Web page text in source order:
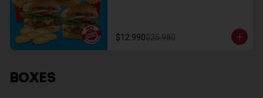
$12.990$25.980
BOXES